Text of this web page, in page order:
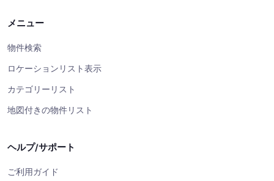
メニュー
物件検索
ロケーションリスト表示
カテゴリーリスト
地図付きの物件リスト
ヘルプ/サポート
ご利用ガイド